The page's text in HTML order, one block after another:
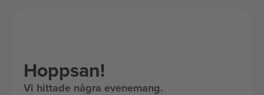
Hoppsan!
Vi hittade några evenemang.